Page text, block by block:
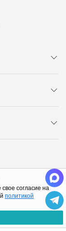
согласие на
политикой